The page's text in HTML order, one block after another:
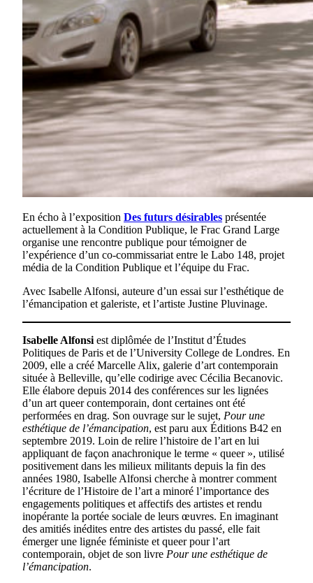
En écho à l’exposition Des futurs désirables présentée
actuellement à la Condition Publique, le Frac Grand Large
organise une rencontre publique pour témoigner de
l’expérience d’un co-commissariat entre le Labo 148, projet
média de la Condition Publique et l’équipe du Frac.
Avec Isabelle Alfonsi, auteure d’un essai sur l’esthétique de
l’émancipation et galeriste, et l’artiste Justine Pluvinage.
Isabelle Alfonsi est diplômée de l’Institut d’Études
Politiques de Paris et de l’University College de Londres. En
2009, elle a créé Marcelle Alix, galerie d’art contemporain
située à Belleville, qu’elle codirige avec Cécilia Becanovic.
Elle élabore depuis 2014 des conférences sur les lignées
d’un art queer contemporain, dont certaines ont été
performées en drag. Son ouvrage sur le sujet, Pour une
esthétique de l’émancipation, est paru aux Éditions B42 en
septembre 2019. Loin de relire l’histoire de l’art en lui
appliquant de façon anachronique le terme « queer », utilisé
positivement dans les milieux militants depuis la fin des
années 1980, Isabelle Alfonsi cherche à montrer comment
l’écriture de l’Histoire de l’art a minoré l’importance des
engagements politiques et affectifs des artistes et rendu
inopérante la portée sociale de leurs œuvres. En imaginant
des amitiés inédites entre des artistes du passé, elle fait
émerger une lignée féministe et queer pour l’art
contemporain, objet de son livre Pour une esthétique de
l’émancipation.